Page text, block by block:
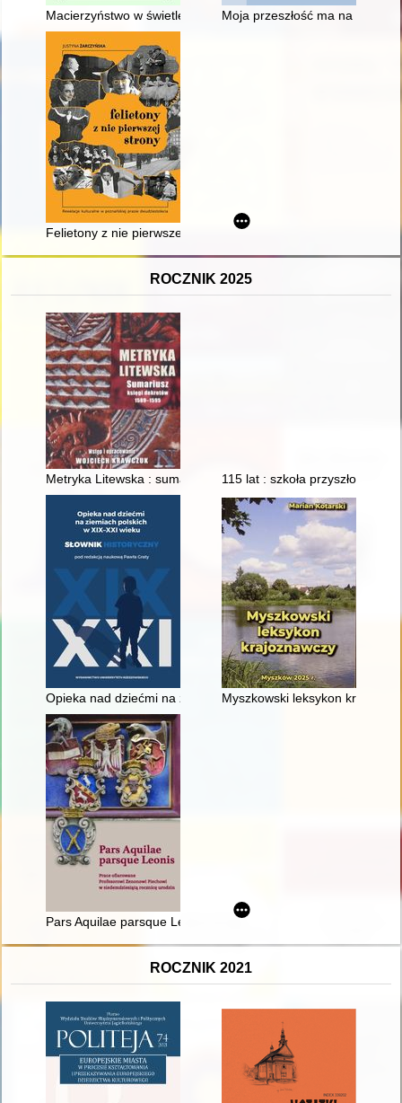
Macierzyństwo w świetle poznańskich czasopism dla kobiet
Moja przeszłość ma na imię
Felietony z nie pierwszej strony
ROCZNIK 2025
Metryka Litewska : sumariusz księgi dekretów 1589-1595 :
115 lat : szkoła przyszłości :
Opieka nad dziećmi na ziemiach polskich w XIX-XXI wieku :
Myszkowski leksykon
Pars Aquilae parsque Leonis : prace ofiarowane Profesorowi
ROCZNIK 2021